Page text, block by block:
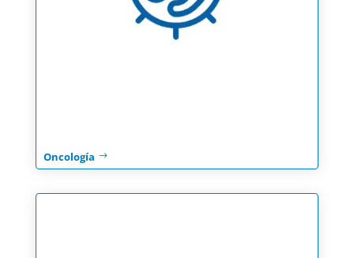
Oncología